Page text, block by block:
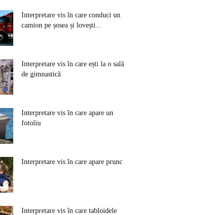
Interpretare vis în care conduci un
camion pe șosea și lovești...
Interpretare vis în care ești la o sală
de gimnastică
Interpretare vis în care apare un
fotoliu
Interpretare vis în care apare prunc
Interpretare vis în care tabloidele